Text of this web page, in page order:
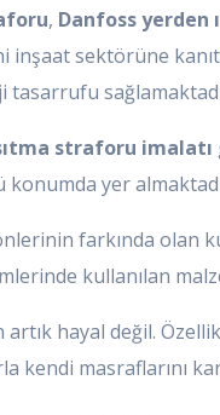
, Danfoss yerden
inşaat sektörüne
tasarrufu
straforu imalatı
yer
farkında olan
kullanılan
hayal değil.
kendi masraflarını